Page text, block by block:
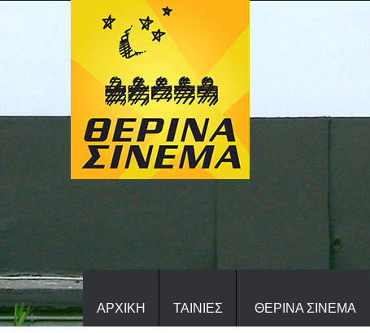
ΑΡΧΙΚΗ ΤΑΙΝΙΕΣ ΘΕΡΙΝΑ ΣΙΝΕΜΑ